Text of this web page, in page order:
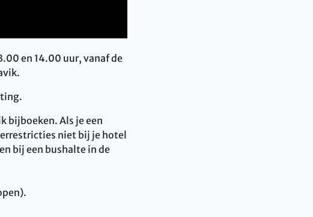
en 14.00 uur, vanaf de
bijboeken. Als je een
niet bij je hotel
bij een bushalte in de